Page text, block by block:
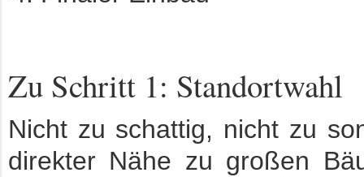
Zu Schritt 1: Standortwahl
Nicht zu schattig, nicht zu
direkter Nähe zu großen